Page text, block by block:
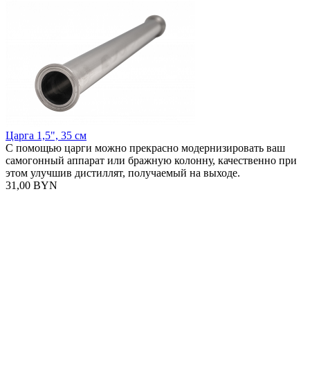
Царга 1,5", 35 см
С помощью царги можно прекрасно модернизировать ваш
самогонный аппарат или бражную колонну, качественно при
этом улучшив дистиллят, получаемый на выходе.
31,00 BYN